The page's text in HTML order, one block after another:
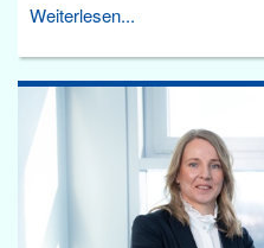
Weiterlesen...